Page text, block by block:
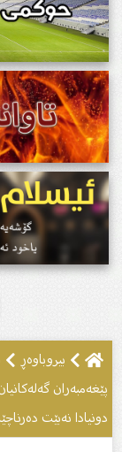
بیروباوه‌ڕ
پێغەمبەران
دونیادا نەبێت